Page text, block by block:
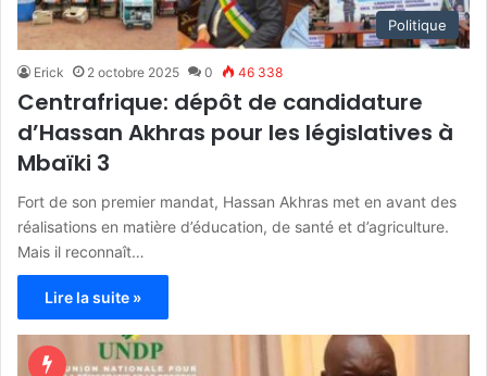
Politique
Erick 2 octobre 2025 0 46 338
Centrafrique: dépôt de candidature
d’Hassan Akhras pour les législatives à
Mbaïki 3
Fort de son premier mandat, Hassan Akhras met en avant des
réalisations en matière d’éducation, de santé et d’agriculture.
Mais il reconnaît…
Lire la suite »